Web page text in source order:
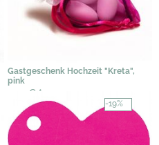
Gastgeschenk Hochzeit "Kreta",
pink
2,35 € *
-19%